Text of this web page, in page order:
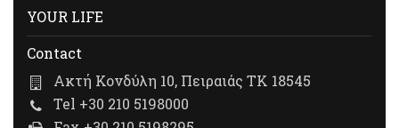
YOUR LIFE
Contact
Ακτή Κονδύλη 10, Πειραιάς ΤΚ 18545
Tel +30 210 5198000